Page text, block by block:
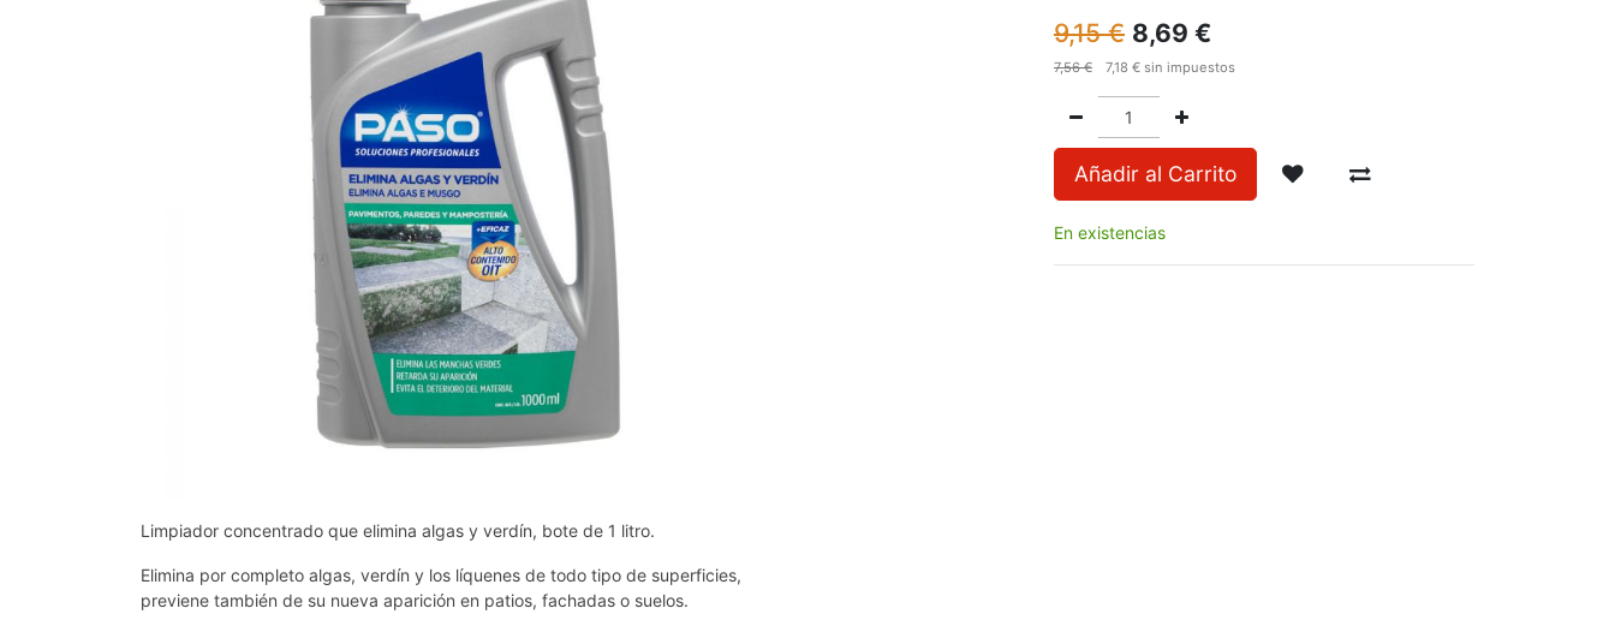
Limpiador concentrado que elimina algas y verdín, bote de 1 litro.
Elimina por completo algas, verdín y los líquenes de todo tipo de superficies,
previene también de su nueva aparición en patios, fachadas o suelos.
9,15€ 8,69 €
7,56€ 7,18 € sin impuestos
Añadir al Carrito
En existencias